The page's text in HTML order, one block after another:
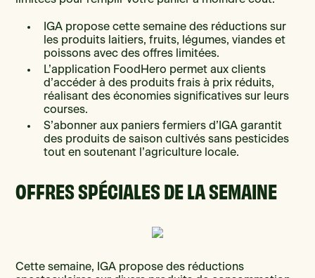
IGA propose cette semaine des réductions sur
les produits laitiers, fruits, légumes, viandes et
poissons avec des offres limitées.
L’application FoodHero permet aux clients
d’accéder à des produits frais à prix réduits,
réalisant des économies significatives sur leurs
courses.
S’abonner aux paniers fermiers d’IGA garantit
des produits de saison cultivés sans pesticides
tout en soutenant l’agriculture locale.
OFFRES SPÉCIALES DE LA SEMAINE
Cette semaine, IGA propose des réductions